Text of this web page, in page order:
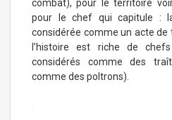
combat), pour le territoire
pour le chef qui capitule :
considérée comme un acte
l’histoire est riche de
considérés comme des
comme des poltrons).